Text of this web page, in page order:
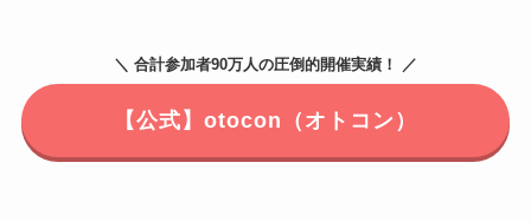
＼ 合計参加者90万人の圧倒的開催実績！ ／
【公式】otocon（オトコン）